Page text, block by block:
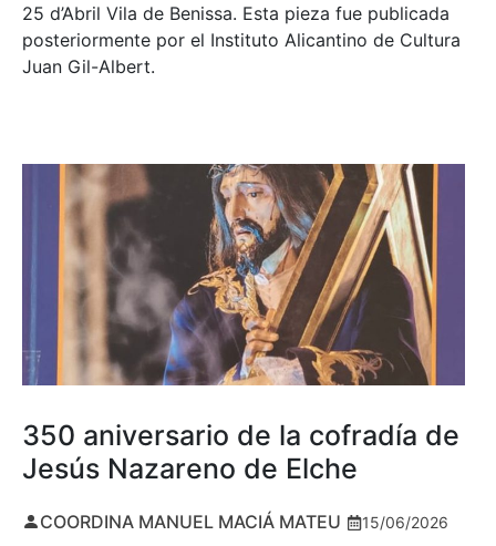
25 d’Abril Vila de Benissa. Esta pieza fue publicada
posteriormente por el Instituto Alicantino de Cultura
Juan Gil-Albert.
350 aniversario de la cofradía de
Jesús Nazareno de Elche
COORDINA MANUEL MACIÁ MATEU 15/06/2026